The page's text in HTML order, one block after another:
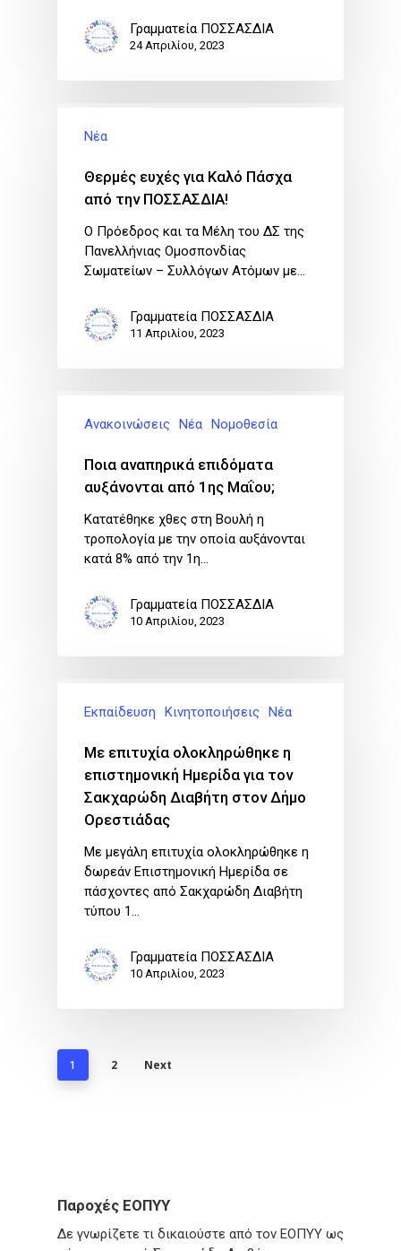
Γραμματεία ΠΟΣΣΑΣΔΙΑ
24 Απριλίου, 2023
Νέα
Θερμές ευχές για Καλό Πάσχα
από την ΠΟΣΣΑΣΔΙΑ!
Ο Πρόεδρος και τα Μέλη του ΔΣ της
Πανελλήνιας Ομοσπονδίας
Σωματείων – Συλλόγων Ατόμων με…
Γραμματεία ΠΟΣΣΑΣΔΙΑ
11 Απριλίου, 2023
Ανακοινώσεις Νέα Νομοθεσία
Ποια αναπηρικά επιδόματα
αυξάνονται από 1ης Μαΐου;
Κατατέθηκε χθες στη Βουλή η
τροπολογία με την οποία αυξάνονται
κατά 8% από την 1η…
Γραμματεία ΠΟΣΣΑΣΔΙΑ
10 Απριλίου, 2023
Εκπαίδευση Κινητοποιήσεις Νέα
Με επιτυχία ολοκληρώθηκε η
επιστημονική Ημερίδα για τον
Σακχαρώδη Διαβήτη στον Δήμο
Ορεστιάδας
Με μεγάλη επιτυχία ολοκληρώθηκε η
δωρεάν Επιστημονική Ημερίδα σε
πάσχοντες από Σακχαρώδη Διαβήτη
τύπου 1…
Γραμματεία ΠΟΣΣΑΣΔΙΑ
10 Απριλίου, 2023
1 2 Next
Παροχές ΕΟΠΥΥ
Δε γνωρίζετε τι δικαιούστε από τον ΕΟΠΥΥ ως